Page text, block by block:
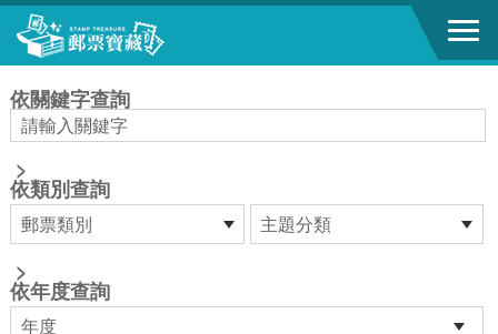
跳到主要內容區塊
依關鍵字查詢
>
依類別查詢
>
依年度查詢